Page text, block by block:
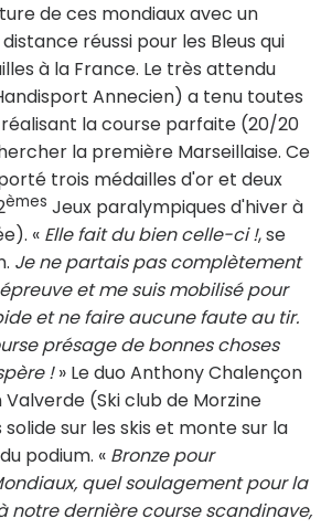
de ces mondiaux avec un
réussi pour les Bleus qui
à la France. Le très attendu
Annecien) a tenu toutes
la course parfaite (20/20
la première Marseillaise. Ce
trois médailles d'or et deux
èmes Jeux paralympiques d'hiver à
« Elle fait du bien celle-ci !, se
Je ne partais pas complètement
et me suis mobilisé pour
et ne faire aucune faute au tir.
présage de bonnes choses
!» Le duo Anthony Chalençon
Valverde (Ski club de Morzine
sur les skis et monte sur la
podium. « Bronze pour
quel soulagement pour la
notre dernière course scandinave,